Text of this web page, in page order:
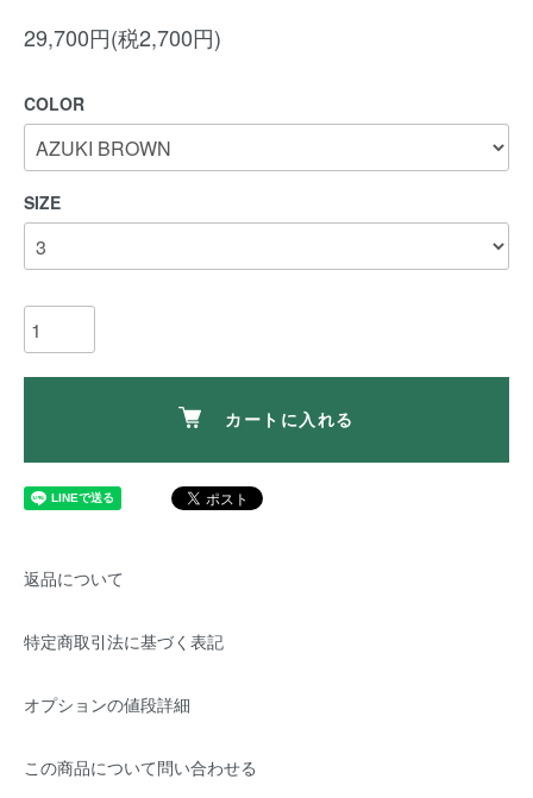
29,700円(税2,700円)
COLOR
SIZE
カートに入れる
返品について
特定商取引法に基づく表記
オプションの値段詳細
この商品について問い合わせる